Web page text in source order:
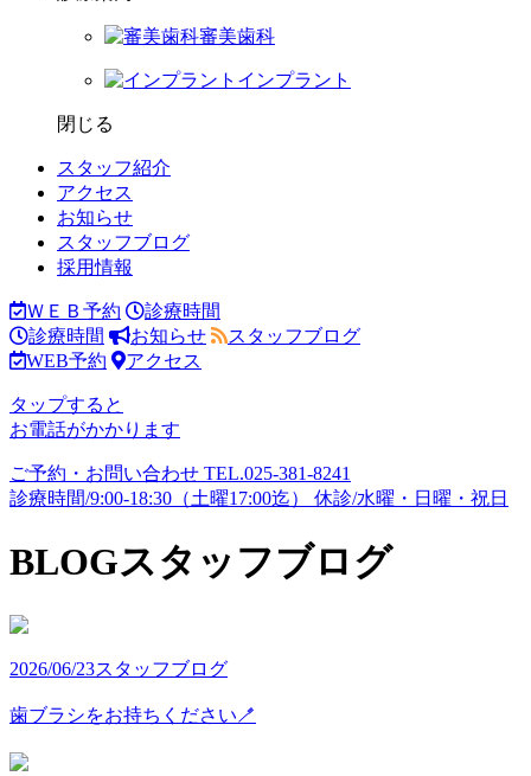
審美歯科
インプラント
閉じる
スタッフ紹介
アクセス
お知らせ
スタッフブログ
採用情報
ＷＥＢ予約
診療時間
診療時間
お知らせ
スタッフブログ
WEB予約
アクセス
タップすると
お電話がかかります
ご予約・お問い合わせ TEL.025-381-8241
診療時間/9:00-18:30（土曜17:00迄）
休診/水曜・日曜・祝日
BLOGスタッフブログ
2026/06/23スタッフブログ
歯ブラシをお持ちください🪥